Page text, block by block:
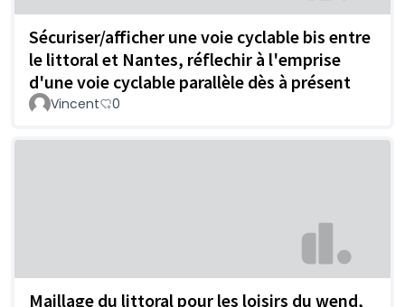
Sécuriser/afficher une voie cyclable bis entre
le littoral et Nantes, réflechir à l'emprise
d'une voie cyclable parallèle dès à présent
Vincent 0
Maillage du littoral pour les loisirs du wend,